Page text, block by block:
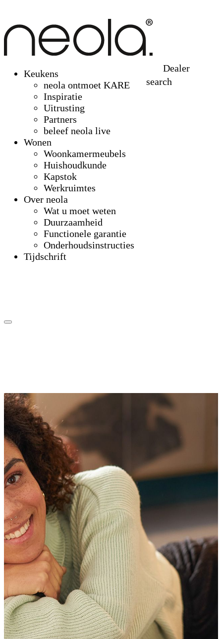
Keukens
neola ontmoet KARE
Inspiratie
Uitrusting
Partners
beleef neola live
Wonen
Woonkamermeubels
Huishoudkunde
Kapstok
Werkruimtes
Over neola
Wat u moet weten
Duurzaamheid
Functionele garantie
Onderhoudsinstructies
Tijdschrift
Dealer
search